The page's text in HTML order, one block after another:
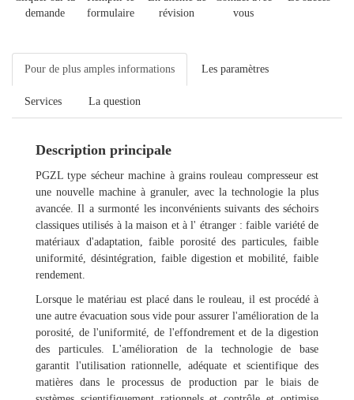
demande
formulaire
révision
vous
Pour de plus amples informations Les paramètres
Services La question
Description principale
PGZL type sécheur machine à grains rouleau compresseur est
une nouvelle machine à granuler, avec la technologie la plus
avancée. Il a surmonté les inconvénients suivants des séchoirs
classiques utilisés à la maison et à l' étranger : faible variété de
matériaux d'adaptation, faible porosité des particules, faible
uniformité, désintégration, faible digestion et mobilité, faible
rendement.
Lorsque le matériau est placé dans le rouleau, il est procédé à
une autre évacuation sous vide pour assurer l'amélioration de la
porosité, de l'uniformité, de l'effondrement et de la digestion
des particules. L'amélioration de la technologie de base
garantit l'utilisation rationnelle, adéquate et scientifique des
matières dans le processus de production par le biais de